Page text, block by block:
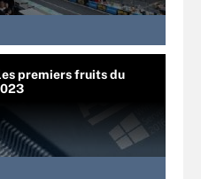
premiers fruits du